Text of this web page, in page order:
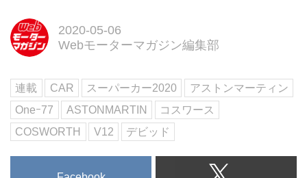
2020-05-06
Webモーターマガジン編集部
連載 CAR スーパーカー2020
アストンマーティン
Oneｰ77
ASTONMARTIN
コスワース
COSWORTH
V12 デビッド